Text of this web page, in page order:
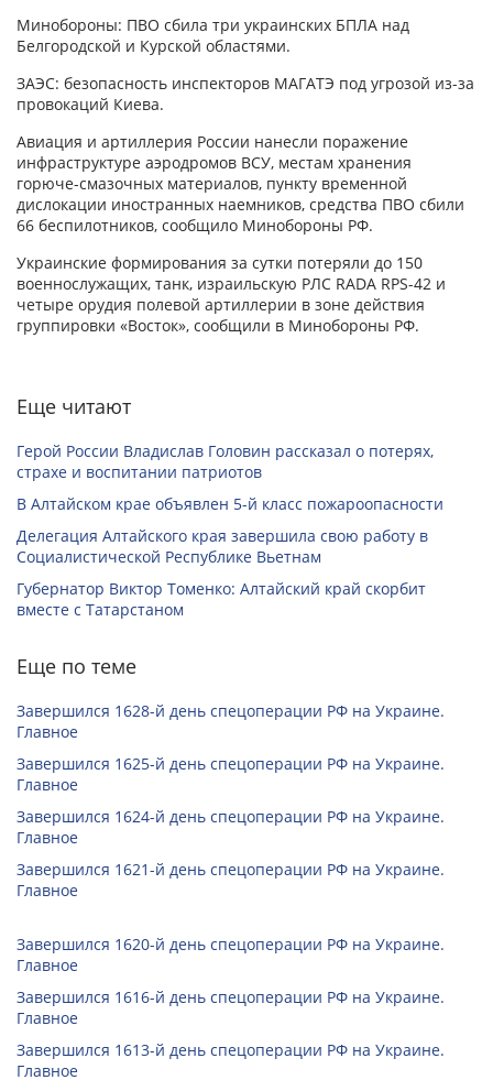
Минобороны: ПВО сбила три украинских БПЛА над
Белгородской и Курской областями.
ЗАЭС: безопасность инспекторов МАГАТЭ под угрозой из-за
провокаций Киева.
Авиация и артиллерия России нанесли поражение
инфраструктуре аэродромов ВСУ, местам хранения
горюче-смазочных материалов, пункту временной
дислокации иностранных наемников, средства ПВО сбили
66 беспилотников, сообщило Минобороны РФ.
Украинские формирования за сутки потеряли до 150
военнослужащих, танк, израильскую РЛС RADA RPS-42 и
четыре орудия полевой артиллерии в зоне действия
группировки «Восток», сообщили в Минобороны РФ.
Еще читают
Герой России Владислав Головин рассказал о потерях,
страхе и воспитании патриотов
В Алтайском крае объявлен 5-й класс пожароопасности
Делегация Алтайского края завершила свою работу в
Социалистической Республике Вьетнам
Губернатор Виктор Томенко: Алтайский край скорбит
вместе с Татарстаном
Еще по теме
Завершился 1628-й день спецоперации РФ на Украине.
Главное
Завершился 1625-й день спецоперации РФ на Украине.
Главное
Завершился 1624-й день спецоперации РФ на Украине.
Главное
Завершился 1621-й день спецоперации РФ на Украине.
Главное
Завершился 1620-й день спецоперации РФ на Украине.
Главное
Завершился 1616-й день спецоперации РФ на Украине.
Главное
Завершился 1613-й день спецоперации РФ на Украине.
Главное